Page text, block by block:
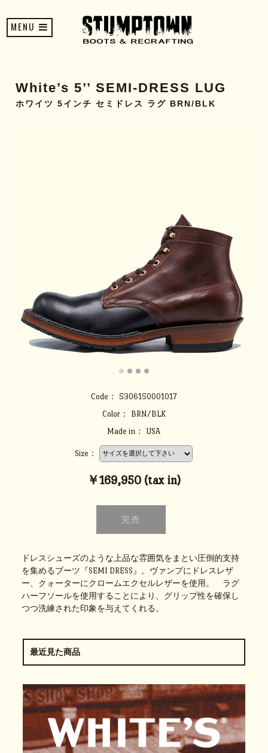
MENU
White’s 5’’ SEMI-DRESS LUG
ホワイツ 5インチ セミドレス ラグ BRN/BLK
Code：
5306150001017
Color：
BRN/BLK
Made in：
USA
Size：
￥169,950 (tax in)
ドレスシューズのような上品な雰囲気をまとい圧倒的支持
を集めるブーツ『SEMI DRESS』。ヴァンプにドレスレザ
ー、クォーターにクロームエクセルレザーを使用。 ラグ
ハーフソールを使用することにより、グリップ性を確保し
つつ洗練された印象を与えてくれる。
最近見た商品